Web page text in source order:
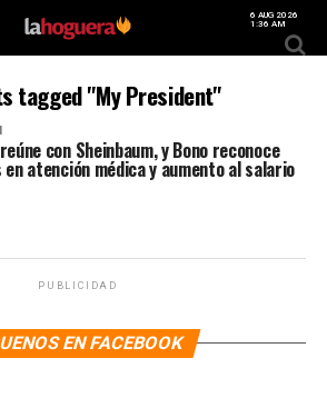
6 AUG 2026
1:36 AM
tagged "My President"
con Sheinbaum, y Bono reconoce
atención médica y aumento al salario
PUBLICIDAD
EN FACEBOOK